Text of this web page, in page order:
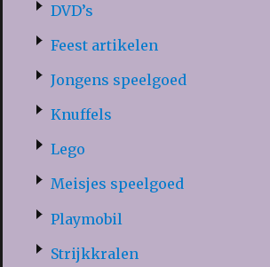
DVD’s
Feest artikelen
Jongens speelgoed
Knuffels
Lego
Meisjes speelgoed
Playmobil
Strijkkralen